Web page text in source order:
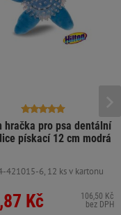
hračka pro psa dentální
pískací 12 cm modrá
421015-6, 12 ks v kartonu
Kč
106,50 Kč
bez DPH